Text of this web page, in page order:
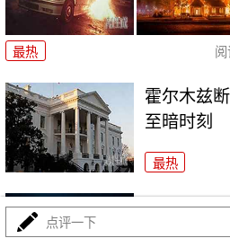
最热
霍尔木兹
至暗时刻
最热
美伊博弈
毁伊朗基建
点评一下